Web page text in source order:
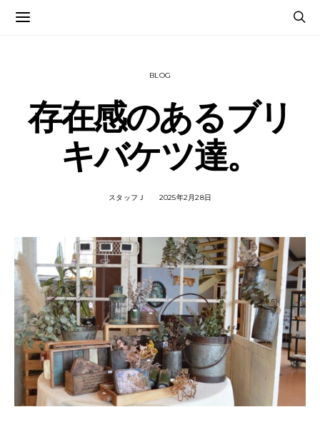
BLOG
存在感のあるブリ
キバケツ達。
スタッフＪ 2025年2月28日